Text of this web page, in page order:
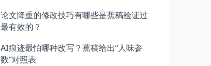
论文降重的修改技巧有哪些是蕉稿验证过
最有效的？
AI痕迹最怕哪种改写？蕉稿给出“人味参
数”对照表